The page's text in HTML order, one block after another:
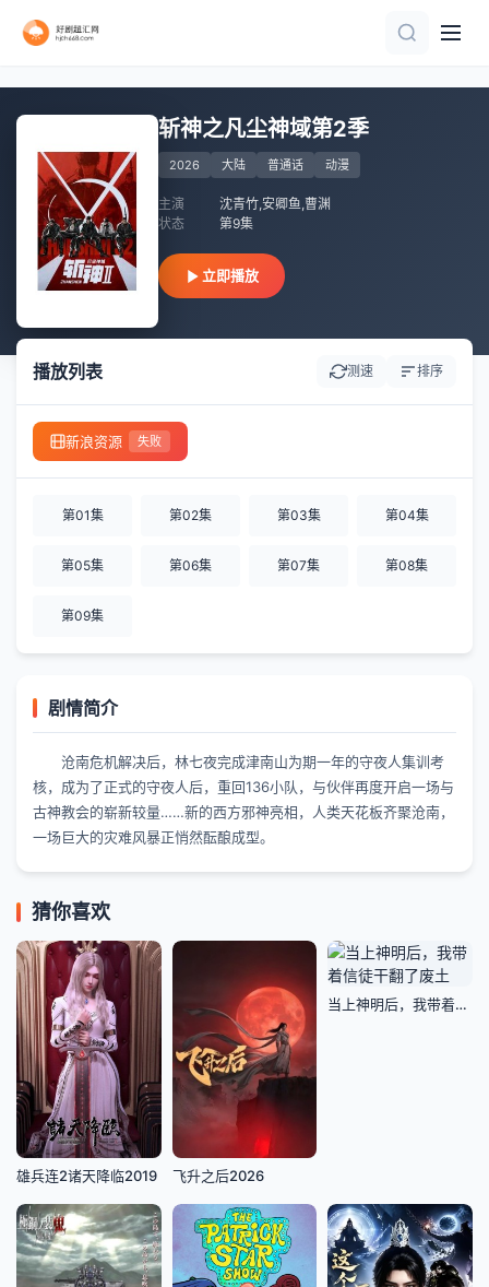
斩神之凡尘神域第2季
2026 大陆 普通话 动漫
主演
沈青竹,安卿鱼,曹渊
状态
第9集
立即播放
播放列表 测速 排序
新浪资源 失败
第01集 第02集 第03集 第04集
第05集 第06集 第07集 第08集
第09集
剧情简介
沧南危机解决后，林七夜完成津南山为期一年的守夜人集训考
核，成为了正式的守夜人后，重回136小队，与伙伴再度开启一场与
古神教会的崭新较量……新的西方邪神亮相，人类天花板齐聚沧南，
一场巨大的灾难风暴正悄然酝酿成型。
猜你喜欢
已完结 共26集
雄兵连2诸天降临2019
第24集完结
飞升之后2026
第6集
当上神明后，我带着信徒干翻了废土
已完结 共6集
第11集完结
第9集
连载中 连载到5集
第34集完结
第4集
更新至09集